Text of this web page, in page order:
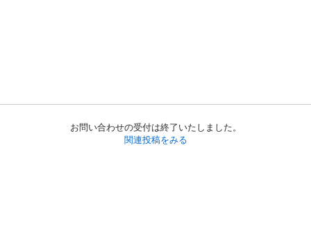
お問い合わせの受付は終了いたしました。
関連投稿をみる